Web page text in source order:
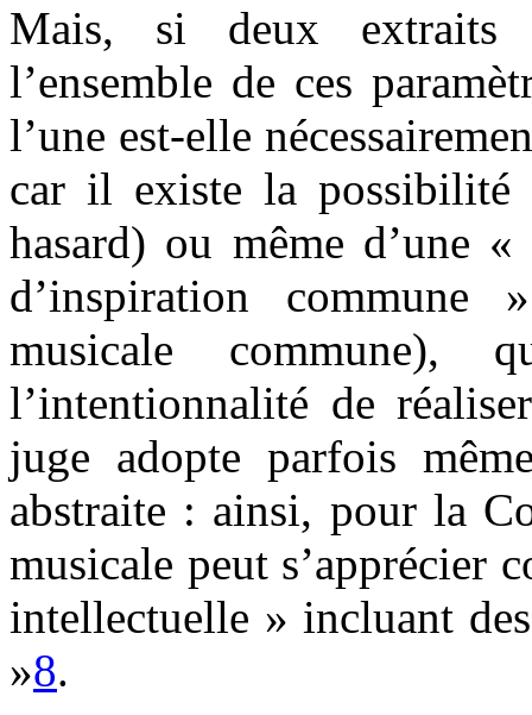
Mais, si deux extraits
l’ensemble de ces
l’une est-elle
car il existe la possibilité
hasard) ou même d’une «
d’inspiration commune
musicale commune),
l’intentionnalité de
juge adopte parfois
abstraite : ainsi, pour la
musicale peut s’apprécier
intellectuelle » incluant
»8.